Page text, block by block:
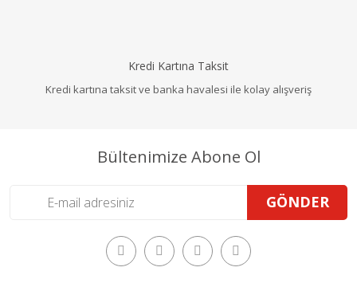
Kredi Kartına Taksit
Kredi kartına taksit ve banka havalesi ile kolay alışveriş
Bültenimize Abone Ol
GÖNDER